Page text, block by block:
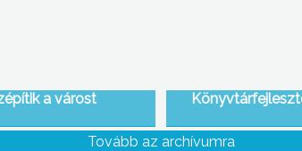
a várost
Tovább az archívumra